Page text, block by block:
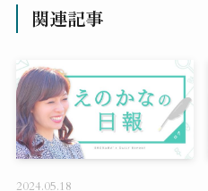
関連記事
2024.05.18